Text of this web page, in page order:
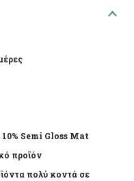
κατασκευή,
ελάχιστες
χειροποίητης
by Korres Craft
10% Semi Gloss Mat
προϊόν
πολύ κοντά σε